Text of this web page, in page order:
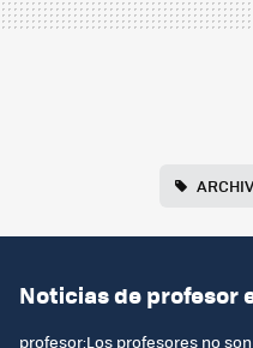
Noticias de profesor
profesor:Los profesores no